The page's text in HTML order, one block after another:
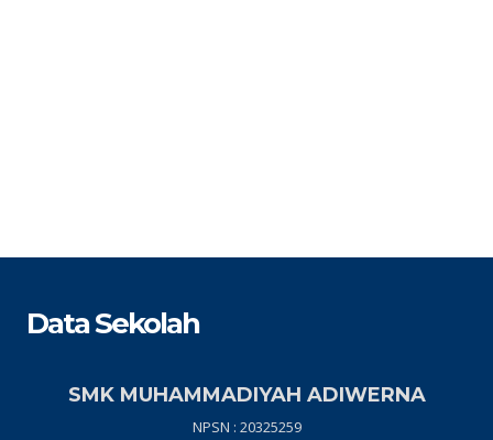
Data Sekolah
SMK MUHAMMADIYAH ADIWERNA
NPSN : 20325259